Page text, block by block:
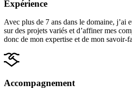
Expérience
Avec plus de 7 ans dans le domaine, j’ai
sur des projets variés et d’affiner mes
donc de mon expertise et de mon savoir-
Accompagnement